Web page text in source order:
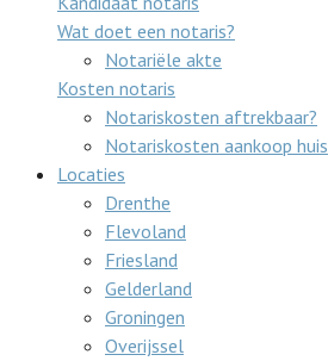
Wat doet een notaris?
Notariële akte
Kosten notaris
Notariskosten aftrekbaar?
Notariskosten aankoop huis
Locaties
Drenthe
Flevoland
Friesland
Gelderland
Groningen
Overijssel